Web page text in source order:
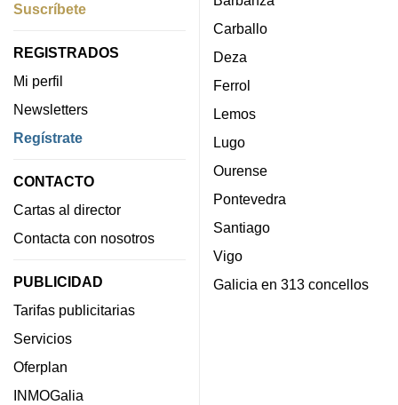
Suscríbete
REGISTRADOS
Mi perfil
Newsletters
Regístrate
CONTACTO
Cartas al director
Contacta con nosotros
PUBLICIDAD
Tarifas publicitarias
Servicios
Oferplan
INMOGalia
Carballo
Deza
Ferrol
Lemos
Lugo
Ourense
Pontevedra
Santiago
Vigo
Galicia en 313 concellos